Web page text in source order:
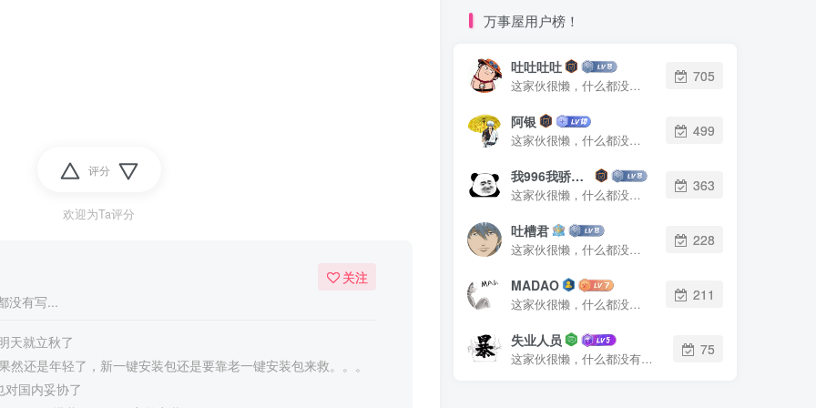
评分
欢迎为Ta评分
没有写...
关注
天就立秋了
然还是年轻了，新一键安装包还是要靠老一键安装包来救。。。
国内妥协了
万事屋用户榜！
吐吐吐吐
这家伙很懒，什么都没有写...
705
阿银
这家伙很懒，什么都没有写...
499
我996我骄傲了么
这家伙很懒，什么都没有写...
363
吐槽君
这家伙很懒，什么都没有写...
228
MADAO
这家伙很懒，什么都没有写...
211
失业人员
这家伙很懒，什么都没有写...
75